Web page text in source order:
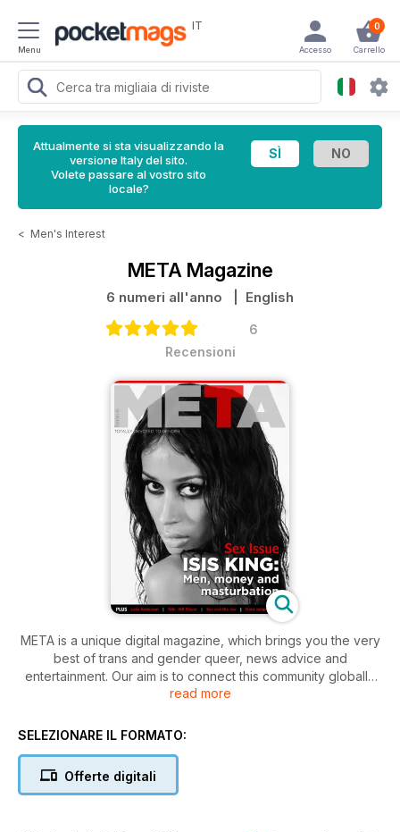
Menu
IT 0
Carrello
Accesso
Attualmente si sta visualizzando la
versione Italy del sito.
Volete passare al vostro sito
locale?
< Men's Interest
META Magazine
6 numeri all'anno | English
6
Recensioni
META is a unique digital magazine, which brings you the very
best of trans and gender queer, news advice and
entertainment. Our aim is to connect this community globally
and so META is written by trans people, about trans people,
read more
SELEZIONARE IL FORMATO:
Offerte digitali